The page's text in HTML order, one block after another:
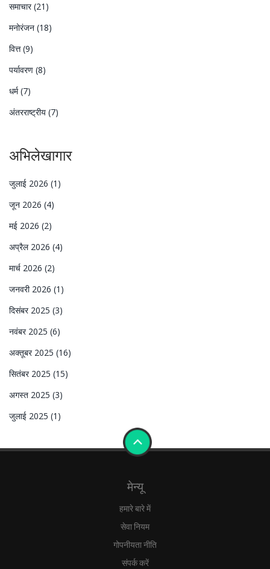
समाचार(21)
मनोरंजन (18)
वित्त(9)
पर्यावरण (8)
धर्म(7)
अंतरराष्ट्रीय (7)
अभिलेखागार
जुलाई 2026 (1)
जून 2026 (4)
मई 2026 (2)
अप्रैल 2026 (4)
मार्च 2026 (2)
जनवरी 2026 (1)
दिसंबर 2025 (3)
नवंबर 2025 (6)
अक्तूबर 2025 (16)
सितंबर 2025 (15)
अगस्त 2025 (3)
जुलाई 2025 (1)
मेन्यू
हमारे बारे में
सेवा नियम
गोपनीयता नीति
संपर्क करें